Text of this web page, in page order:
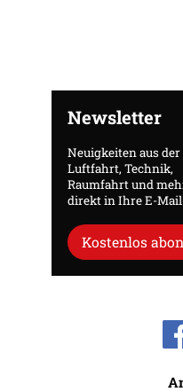
Newsletter
Neuigkeiten aus der
Luftfahrt, Technik,
Raumfahrt und
direkt in Ihre E-
Kostenlos